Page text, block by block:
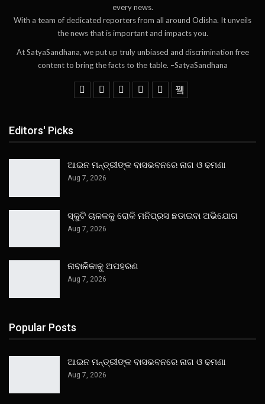
every news.
With a team of dedicated reporters from all around Odisha. It unveils
the news that is important and impacts you.
At SatyaSandhana, we put up truly unbiased and discrimination free
content to bring the facts to the table. –SatyaSandhana
Editors' Picks
ଆଇନ ମନ୍ତ୍ରୀଙ୍କ ବାସଭବନରେ ନାଗ ଓ ଢମଣା
Aug 7, 2026
ସ୍କୁଟି ଚାଳକକୁ ରୋକି ମନିପ୍ରସ ଛଡାଇବା ଅଭିଯୋଗ
Aug 7, 2026
ନାବାଳିକାକୁ ଅପହରଣ
Aug 7, 2026
Popular Posts
ଆଇନ ମନ୍ତ୍ରୀଙ୍କ ବାସଭବନରେ ନାଗ ଓ ଢମଣା
Aug 7, 2026